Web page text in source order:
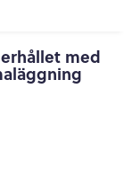
med